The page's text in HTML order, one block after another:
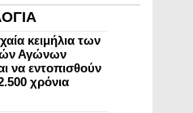
κειμήλια των
Αγώνων
να εντοπισθούν
χρόνια